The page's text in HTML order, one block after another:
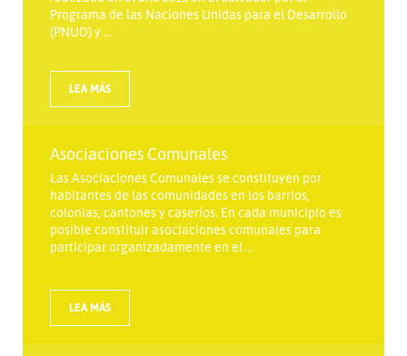
Programa de las Naciones Unidas para el Desarrollo
(PNUD) y ...
LEA MÁS
Asociaciones Comunales
Las Asociaciones Comunales se constituyen por
habitantes de las comunidades en los barrios,
colonias, cantones y caseríos. En cada municipio es
posible constituir asociaciones comunales para
participar organizadamente en el ...
LEA MÁS